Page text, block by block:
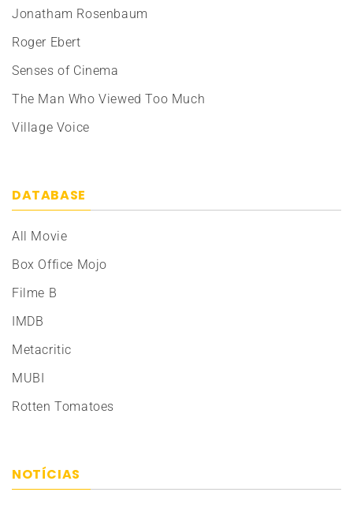
Jonatham Rosenbaum
Roger Ebert
Senses of Cinema
The Man Who Viewed Too Much
Village Voice
DATABASE
All Movie
Box Office Mojo
Filme B
IMDB
Metacritic
MUBI
Rotten Tomatoes
NOTÍCIAS